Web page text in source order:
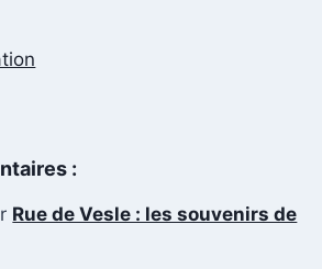
:
Rue de Vesle : les souvenirs de